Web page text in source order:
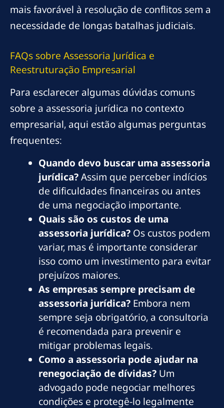
mais favorável à resolução de conflitos sem a
necessidade de longas batalhas judiciais.
FAQs sobre Assessoria Jurídica e
Reestruturação Empresarial
Para esclarecer algumas dúvidas comuns
sobre a assessoria jurídica no contexto
empresarial, aqui estão algumas perguntas
frequentes:
Quando devo buscar uma assessoria
jurídica?Assim que perceber indícios
de dificuldades financeiras ou antes
de uma negociação importante.
Quais são os custos de uma
assessoria jurídica? Os custos podem
variar, mas é importante considerar
isso como um investimento para evitar
prejuízos maiores.
As empresas sempre precisam de
assessoria jurídica? Embora nem
sempre seja obrigatório, a consultoria
é recomendada para prevenir e
mitigar problemas legais.
Como a assessoria pode ajudar na
renegociação de dívidas? Um
advogado pode negociar melhores
condições e protegê-lo legalmente